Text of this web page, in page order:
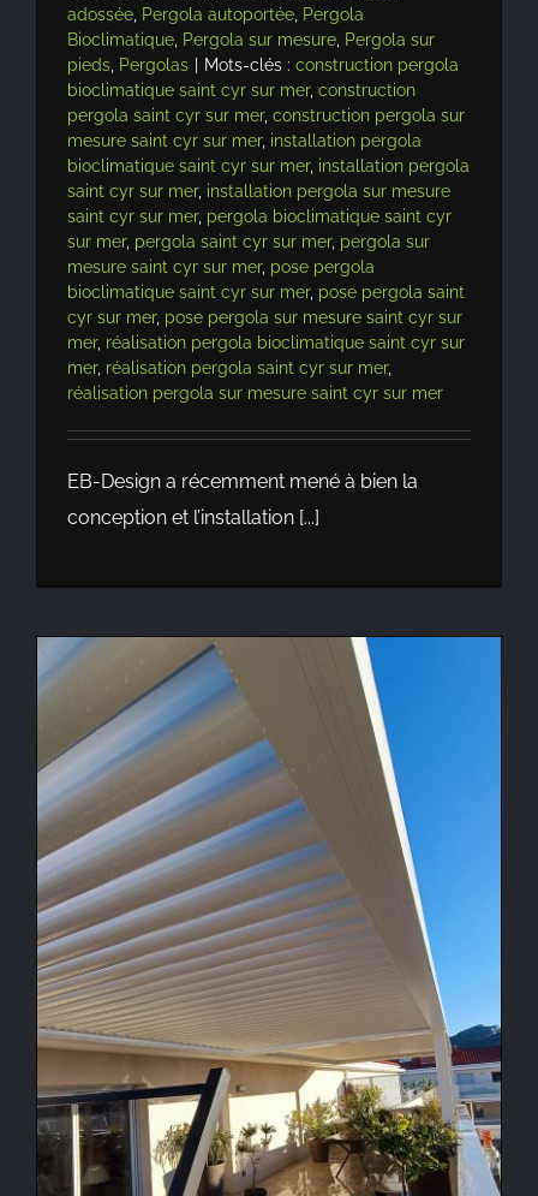
adossée Pergola autoportée Pergola
Bioclimatique Pergola sur mesure Pergola sur
pieds Pergolas | Mots-clés : construction pergola
bioclimatique saint cyr sur mer, construction
pergola saint cyr sur mer, construction pergola sur
mesure saint cyr sur mer, installation pergola
bioclimatique saint cyr sur mer, installation pergola
saint cyr sur mer, installation pergola sur mesure
saint cyr sur mer, pergola bioclimatique saint cyr
sur mer, pergola saint cyr sur mer, pergola sur
mesure saint cyr sur mer, pose pergola
bioclimatique saint cyr sur mer, pose pergola saint
cyr sur mer, pose pergola sur mesure saint cyr sur
mer, réalisation pergola bioclimatique saint cyr sur
mer, réalisation pergola saint cyr sur mer,
réalisation pergola sur mesure saint cyr sur mer
EB-Design a récemment mené à bien la
conception et l’installation [...]